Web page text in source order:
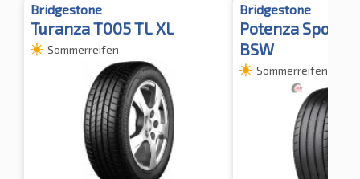
Bridgestone
Turanza T005 TL XL
Sommerreifen
Bridgestone
Potenza Sport
BSW
Sommerreifen